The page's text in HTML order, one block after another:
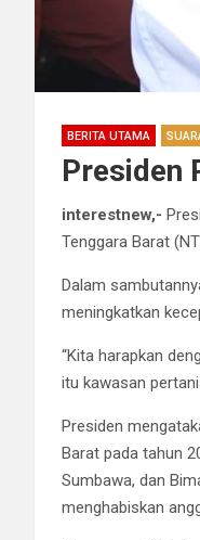
BERITA UTAMA
Presiden
interestnew,-
Tenggara Barat
Dalam
meningkatkan
“Kita harapkan
itu kawasan
Presiden
Barat pada tahun
Sumbawa, dan
menghabiskan